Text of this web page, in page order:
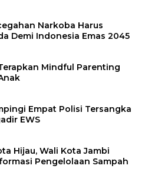
Narkoba Harus
Demi Indonesia Emas 2045
Mindful Parenting
Empat Polisi Tersangka
EWS
Hijau, Wali Kota Jambi
Pengelolaan Sampah